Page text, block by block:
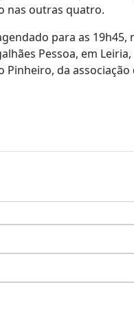
nas outras quatro.
para as 19h45,
Pessoa, em
Pinheiro, da associação